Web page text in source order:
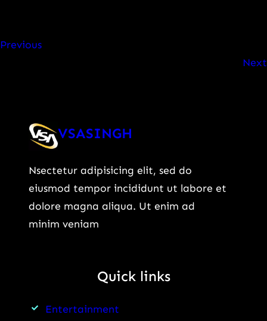
Rs
7.40
Lakh:
जानिए
पूरी
कीमत
इस
Previous
Next
VSASINGH
Nsectetur adipisicing elit, sed do
eiusmod tempor incididunt ut labore et
dolore magna aliqua. Ut enim ad
minim veniam
Quick links
Entertainment